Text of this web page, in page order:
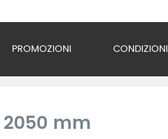
PROMOZIONI CONDIZIONI
mm